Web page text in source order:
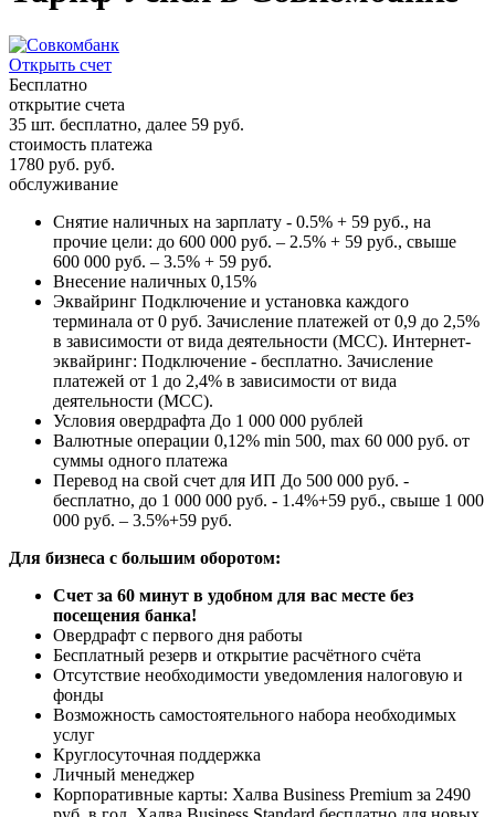
Открыть счет
Бесплатно
открытие счета
35 шт. бесплатно, далее 59 руб.
стоимость платежа
1780 руб. руб.
обслуживание
Снятие наличных на зарплату - 0.5% + 59 руб., на
прочие цели: до 600 000 руб. – 2.5% + 59 руб., свыше
600 000 руб. – 3.5% + 59 руб.
Внесение наличных 0,15%
Эквайринг Подключение и установка каждого
терминала от 0 руб. Зачисление платежей от 0,9 до 2,5%
в зависимости от вида деятельности (МСС). Интернет-
эквайринг: Подключение - бесплатно. Зачисление
платежей от 1 до 2,4% в зависимости от вида
деятельности (МСС).
Условия овердрафта До 1 000 000 рублей
Валютные операции 0,12% min 500, max 60 000 руб. от
суммы одного платежа
Перевод на свой счет для ИП До 500 000 руб. -
бесплатно, до 1 000 000 руб. - 1.4%+59 руб., свыше 1 000
000 руб. – 3.5%+59 руб.
Для бизнеса с большим оборотом:
Счет за 60 минут в удобном для вас месте без
посещения банка!
Овердрафт с первого дня работы
Бесплатный резерв и открытие расчётного счёта
Отсутствие необходимости уведомления налоговую и
фонды
Возможность самостоятельного набора необходимых
услуг
Круглосуточная поддержка
Личный менеджер
Корпоративные карты: Халва Business Premium за 2490